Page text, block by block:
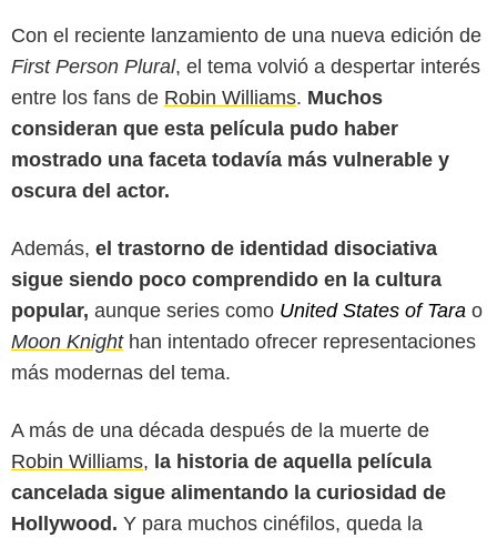
Con el reciente lanzamiento de una nueva edición de
First Person Plural, el tema volvió a despertar interés
entre los fans de Robin Williams. Muchos
consideran que esta película pudo haber
mostrado una faceta todavía más vulnerable y
oscura del actor.
Además, el trastorno de identidad disociativa
sigue siendo poco comprendido en la cultura
popular, aunque series como United States of Tara o
Moon Knight han intentado ofrecer representaciones
más modernas del tema.
A más de una década después de la muerte de
Robin Williams, la historia de aquella película
cancelada sigue alimentando la curiosidad de
Hollywood. Y para muchos cinéfilos, queda la